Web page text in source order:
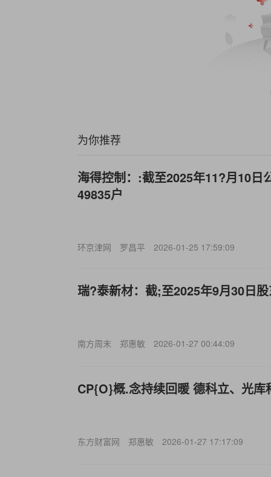
为你推荐
海得控制：:截至2025年11?月10日
49835户
环京津网 罗昌平 2026-01-25 17:59:09
瑞?泰新材：截;至2025年9月30日
南方周末 郑惠敏 2026-01-27 00:44:09
CP{O}概.念持续回暖 德科立、光库
东方财富网 郑惠敏 2026-01-27 17:17:09